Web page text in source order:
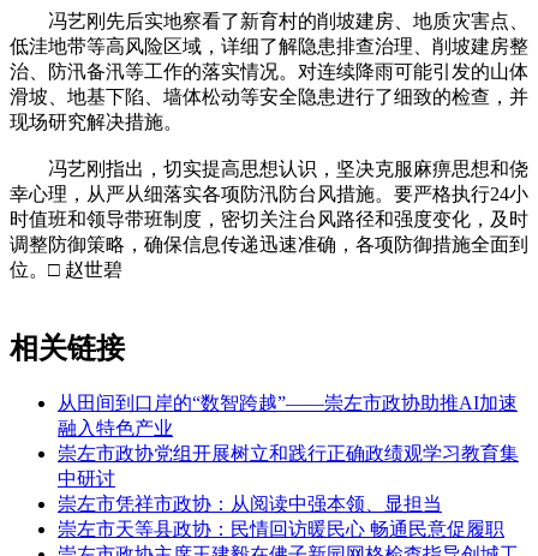
冯艺刚先后实地察看了新育村的削坡建房、地质灾害点、
低洼地带等高风险区域，详细了解隐患排查治理、削坡建房整
治、防汛备汛等工作的落实情况。对连续降雨可能引发的山体
滑坡、地基下陷、墙体松动等安全隐患进行了细致的检查，并
现场研究解决措施。
冯艺刚指出，切实提高思想认识，坚决克服麻痹思想和侥
幸心理，从严从细落实各项防汛防台风措施。要严格执行24小
时值班和领导带班制度，密切关注台风路径和强度变化，及时
调整防御策略，确保信息传递迅速准确，各项防御措施全面到
位。□ 赵世碧
相关链接
从田间到口岸的“数智跨越”——崇左市政协助推AI加速
融入特色产业
崇左市政协党组开展树立和践行正确政绩观学习教育集
中研讨
崇左市凭祥市政协：从阅读中强本领、显担当
崇左市天等县政协：民情回访暖民心 畅通民意促履职